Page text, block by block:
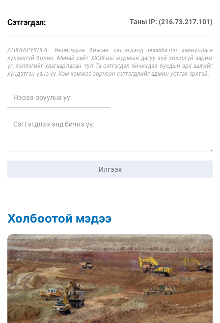
Сэтгэгдэл: Таны IP: (216.73.217.101)
АНХААРУУЛГА: Уншигчдын бичсэн сэтгэгдэлд unuudur.mn хариуцлага
хүлээхгүй болно. Манай сайт ХХЗХ-ны журмын дагуу зүй зохисгүй зарим
үг, хэллэгийг хязгаарласан тул Та сэтгэгдэл бичихдээ бусдын эрх ашгийг
хүндэтгэн үзнэ үү. Хэм хэмжээ зөрчсөн сэтгэгдлийг админ устгах эрхтэй.
Илгээх
Холбоотой мэдээ